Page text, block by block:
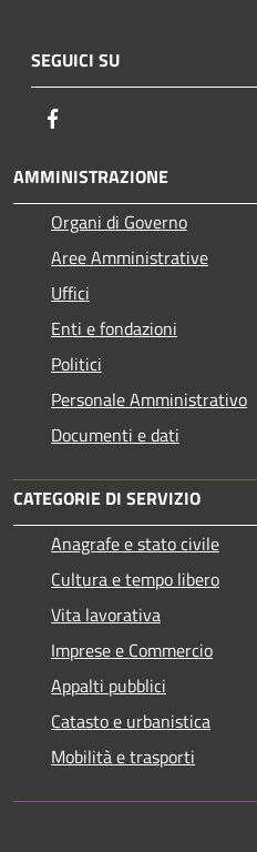
SEGUICI SU
AMMINISTRAZIONE
Organi di Governo
Aree Amministrative
Uffici
Enti e fondazioni
Politici
Personale Amministrativo
Documenti e dati
CATEGORIE DI SERVIZIO
Anagrafe e stato civile
Cultura e tempo libero
Vita lavorativa
Imprese e Commercio
Appalti pubblici
Catasto e urbanistica
Mobilità e trasporti